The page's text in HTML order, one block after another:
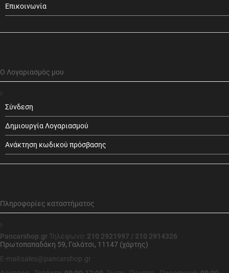
Επικοινωνία
Ο Λογαριασμός μου
Σύνδεση
Δημιουργία Λογαριασμού
Ανάκτηση κωδικού πρόσβασης
Πληροφορίες καταστήματος
Pancarshop.gr Τηλέφωνο: 210 2921997 / 210 2914326
Πρωτοπαπαδάκη 59, Γαλάτσι, 11147 (χάρτης)
E-mail:sales@pancarshop.gr